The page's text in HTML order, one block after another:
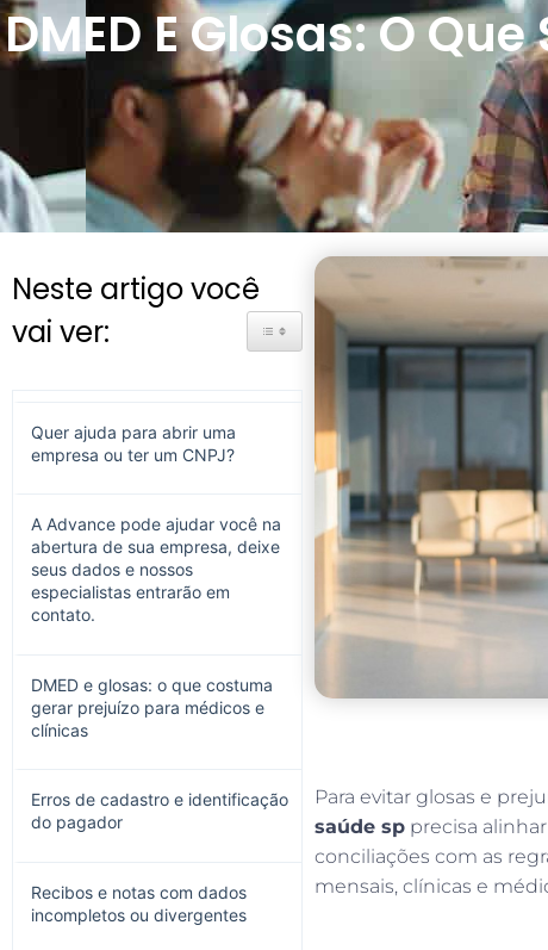
DMED E Glosas: O
Neste artigo você
vai ver:
Toggle Table of Content
Quer ajuda para abrir uma
empresa ou ter um CNPJ?
A Advance pode ajudar você na
abertura de sua empresa, deixe
seus dados e nossos
especialistas entrarão em
contato.
DMED e glosas: o que costuma
gerar prejuízo para médicos e
clínicas
Erros de cadastro e identificação
do pagador
Recibos e notas com dados
incompletos ou divergentes
Para evitar glosas e
saúde sp precisa
conciliações com as
mensais, clínicas e